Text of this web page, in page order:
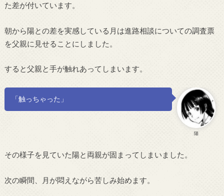
た差が付いています。
朝から陽との差を実感している月は進路相談についての調査票
を父親に見せることにしました。
すると父親と手が触れあってしまいます。
陽
「触っちゃった」
その様子を見ていた陽と両親が固まってしまいました。
次の瞬間、月が悶えながら苦しみ始めます。